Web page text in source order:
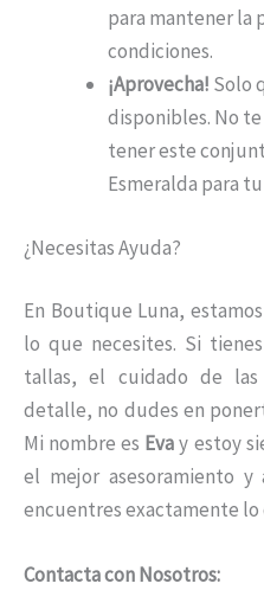
para mantener la
condiciones.
¡Aprovecha! Solo
disponibles. No
tener este
Esmeralda para
¿Necesitas Ayuda?
En Boutique Luna,
lo que necesites. Si
tallas, el cuidado de
detalle, no dudes en
Mi nombre es Evay estoy
el mejor asesoramiento y
encuentres exactamente lo
Contacta con Nosotros: